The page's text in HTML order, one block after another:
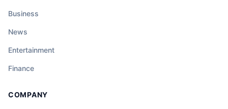
Business
News
Entertainment
Finance
COMPANY